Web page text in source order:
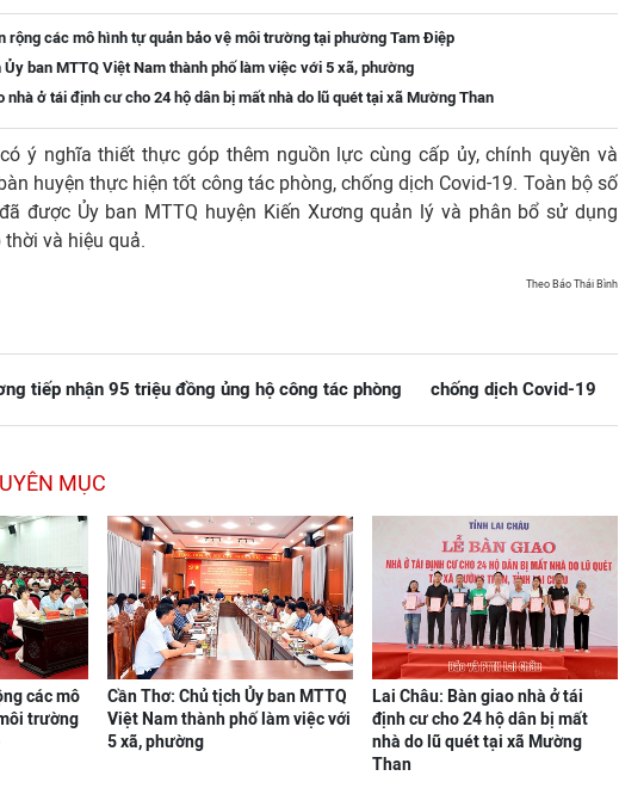
rộng các mô hình tự quản bảo vệ môi trường tại phường Tam Điệp
ban MTTQ Việt Nam thành phố làm việc với 5 xã, phường
nhà ở tái định cư cho 24 hộ dân bị mất nhà do lũ quét tại xã Mường Than
ý nghĩa thiết thực góp thêm nguồn lực cùng cấp ủy, chính quyền và
huyện thực hiện tốt công tác phòng, chống dịch Covid-19. Toàn bộ số
được Ủy ban MTTQ huyện Kiến Xương quản lý và phân bổ sử dụng
và hiệu quả.
Theo Báo Thái Bình
tiếp nhận 95 triệu đồng ủng hộ công tác phòng chống dịch Covid-19
MỤC
các mô
trường
Cần Thơ: Chủ tịch Ủy ban MTTQ
Việt Nam thành phố làm việc với
5 xã, phường
Lai Châu: Bàn giao nhà ở tái
định cư cho 24 hộ dân bị mất
nhà do lũ quét tại xã Mường
Than